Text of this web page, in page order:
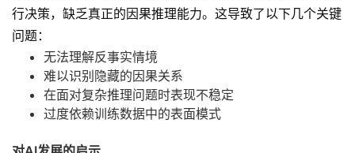
行决策，缺乏真正的因果推理能力。这导致了以下几个关键
问题：
无法理解反事实情境
难以识别隐藏的因果关系
在面对复杂推理问题时表现不稳定
过度依赖训练数据中的表面模式